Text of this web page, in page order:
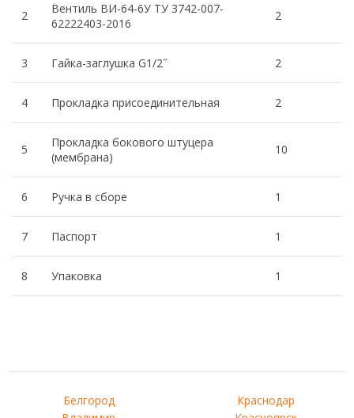
2
Вентиль ВИ-64-6У ТУ 3742-007-
62222403-2016
2
3 Гайка-заглушка G1/2˝ 2
4 Прокладка присоединительная 2
5
Прокладка бокового штуцера
(мембрана)
10
6 Ручка в сборе 1
7 Паспорт 1
8 Упаковка 1
Белгород
Краснодар